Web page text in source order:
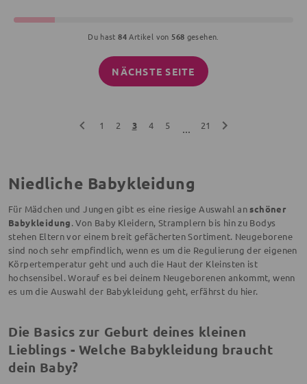
Du hast84Artikel von 568 gesehen.
NÄCHSTE SEITE
1 2 3 4 5 21
Niedliche Babykleidung
Für Mädchen und Jungen gibt es eine riesige Auswahl anschöner
Babykleidung. Von Baby Kleidern, Stramplern bis hin zu Bodys
stehen Eltern vor einem breit gefächerten Sortiment. Neugeborene
sind noch sehr empfindlich, wenn es um die Regulierung der eigenen
Körpertemperatur geht und auch die Haut der Kleinsten ist
hochsensibel. Worauf es bei deinem Neugeborenen ankommt, wenn
es um die Auswahl der Babykleidung geht, erfährst du hier.
Die Basics zur Geburt deines kleinen
Lieblings - Welche Babykleidung braucht
dein Baby?